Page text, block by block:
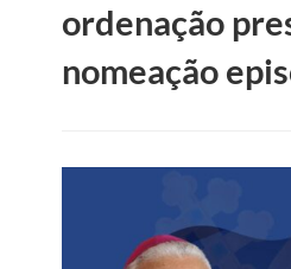
ordenação
nomeação